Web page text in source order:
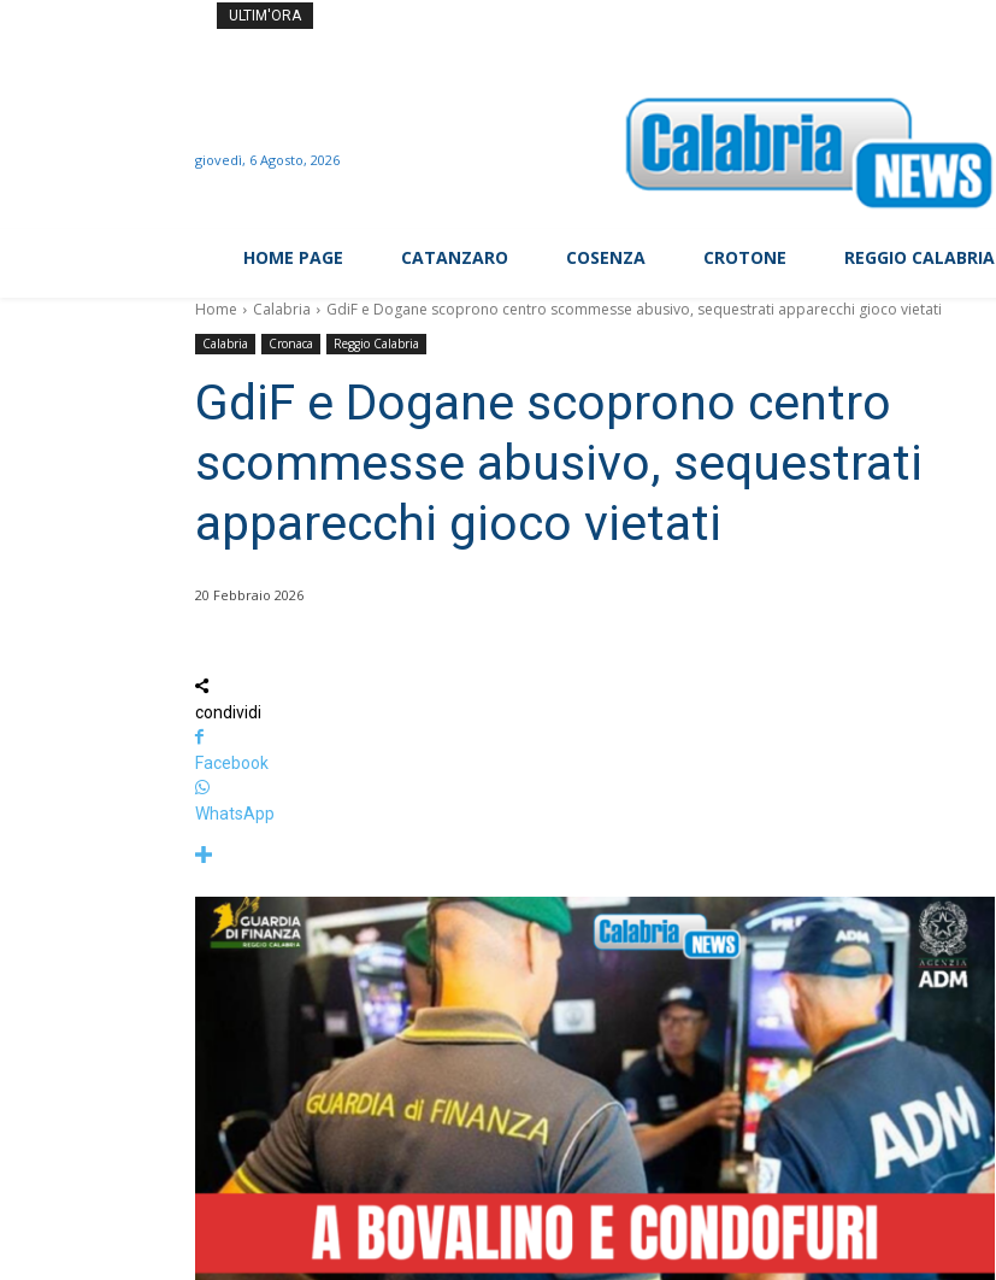
ULTIM'ORA
giovedì, 6 Agosto, 2026
HOME PAGE CATANZARO COSENZA CROTONE REGGIO CALABRIA
Home Calabria GdiF e Dogane scoprono centro scommesse abusivo, sequestrati apparecchi gioco vietati
Calabria Cronaca Reggio Calabria
GdiF e Dogane scoprono centro
scommesse abusivo, sequestrati
apparecchi gioco vietati
20 Febbraio 2026
condividi
Facebook
WhatsApp